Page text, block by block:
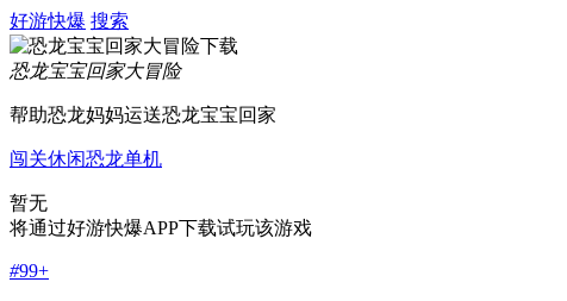
好游快爆 搜索
恐龙宝宝回家大冒险
帮助恐龙妈妈运送恐龙宝宝回家
闯关休闲恐龙单机
暂无
将通过好游快爆APP下载试玩该游戏
#99+